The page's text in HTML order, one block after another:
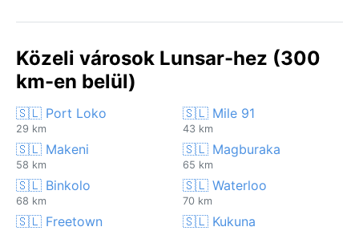
Közeli városok Lunsar-hez (300
km-en belül)
🇸🇱 Port Loko
29 km
🇸🇱 Mile 91
43 km
🇸🇱 Makeni
58 km
🇸🇱 Magburaka
65 km
🇸🇱 Binkolo
68 km
🇸🇱 Waterloo
70 km
🇸🇱 Freetown 🇸🇱 Kukuna